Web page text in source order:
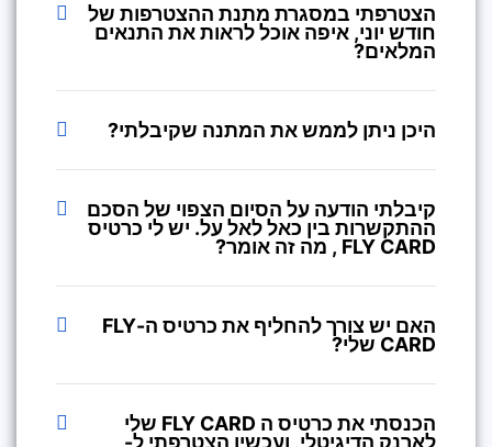
הצטרפתי במסגרת מתנת ההצטרפות של
חודש יוני, איפה אוכל לראות את התנאים
המלאים?
היכן ניתן לממש את המתנה שקיבלתי?
קיבלתי הודעה על הסיום הצפוי של הסכם
ההתקשרות בין כאל לאל על. יש לי כרטיס
FLY CARD , מה זה אומר?
האם יש צורך להחליף את כרטיס ה-FLY
CARD שלי?
הכנסתי את כרטיס ה FLY CARD שלי
לארנק הדיגיטלי, ועכשיו הצטרפתי ל-